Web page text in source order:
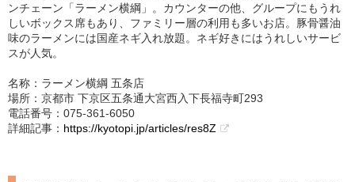
ンチェーン「ラーメン横綱」。カウンターの他、グループにもうれ
しいボックス席もあり、ファミリー層の利用も多いお店。豚骨醤油
味のラーメンには国産ネギ入れ放題。ネギ好きにはうれしいサービ
スが人気。
名称：ラーメン横綱 五条店
場所：京都市 下京区五条通大宮西入下長福寺町293
電話番号：075-361-6050
詳細記事： https://kyotopi.jp/articles/res8Z